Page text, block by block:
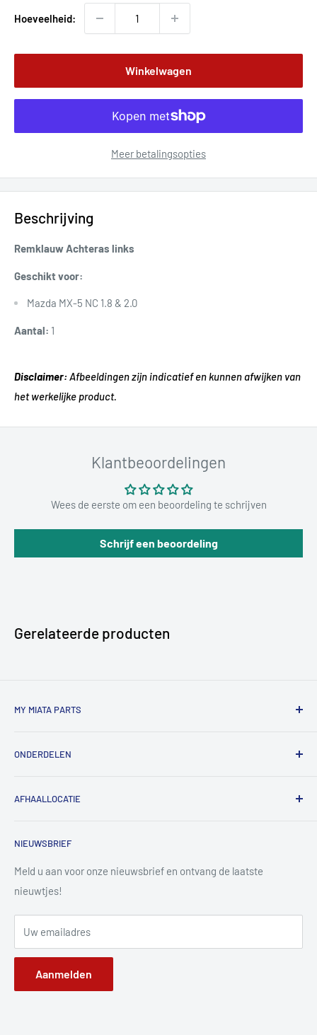
Hoeveelheid:
Winkelwagen
Meer betalingsopties
Beschrijving
Remklauw Achteras links
Geschikt voor:
Mazda MX-5 NC 1.8 & 2.0
Aantal: 1
Disclaimer:Afbeeldingen zijn indicatief en kunnen afwijken van
het werkelijke product.
Klantbeoordelingen
Wees de eerste om een beoordeling te schrijven
Schrijf een beoordeling
Gerelateerde producten
MY MIATA PARTS
Werkplaats
Retour- en terugbetalingsbeleid
Privacybeleid
Servicevoorwaarden
Wettelijke kennisgeving
Retourneren en annuleringen
ONDERDELEN
MX-5 NA
MX-5 NC
MX-5 ND
NIEUWSBRIEF
Meld u aan voor onze nieuwsbrief en ontvang de laatste
nieuwtjes!
Uw emailadres
Aanmelden
AFHAALLOCATIE